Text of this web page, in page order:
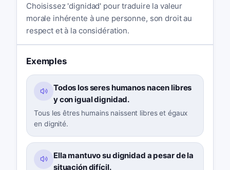
Choisissez 'dignidad' pour traduire la valeur
morale inhérente à une personne, son droit au
respect et à la considération.
Exemples
Todos los seres humanos nacen libres
y con igual dignidad.
Tous les êtres humains naissent libres et égaux
en dignité.
Ella mantuvo su dignidad a pesar de la
situación difícil.